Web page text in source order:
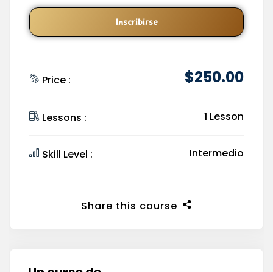
Inscribirse
Price : $250.00
Lessons : 1 Lesson
Skill Level : Intermedio
Share this course